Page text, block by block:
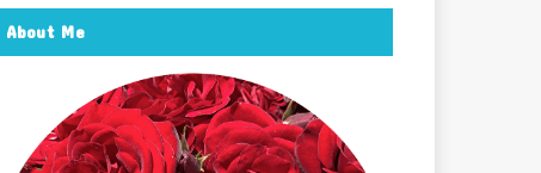
About Me